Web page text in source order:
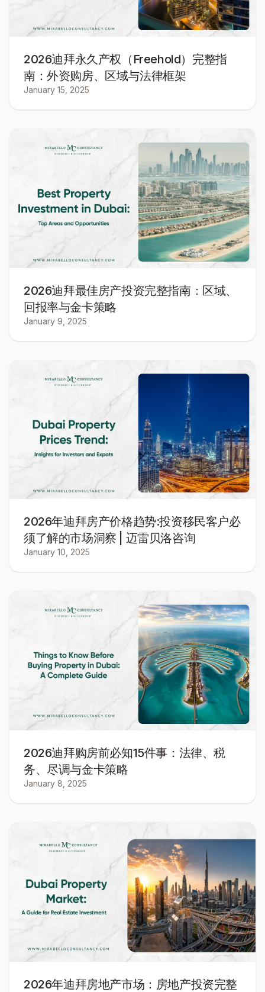
2026迪拜永久产权（Freehold）完整指
南：外资购房、区域与法律框架
January 15, 2025
2026迪拜最佳房产投资完整指南：区域、
回报率与金卡策略
January 9, 2025
2026年迪拜房产价格趋势:投资移民客户必
须了解的市场洞察 | 迈雷贝洛咨询
January 10, 2025
2026迪拜购房前必知15件事：法律、税
务、尽调与金卡策略
January 8, 2025
2026年迪拜房地产市场：房地产投资完整